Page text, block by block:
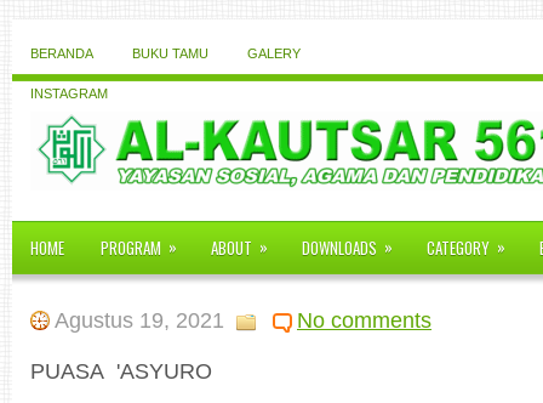
BERANDA BUKU TAMU GALERY
INSTAGRAM
HOME PROGRAM » ABOUT » DOWNLOADS » CATEGORY »
Agustus 19, 2021
No comments
PUASA 'ASYURO